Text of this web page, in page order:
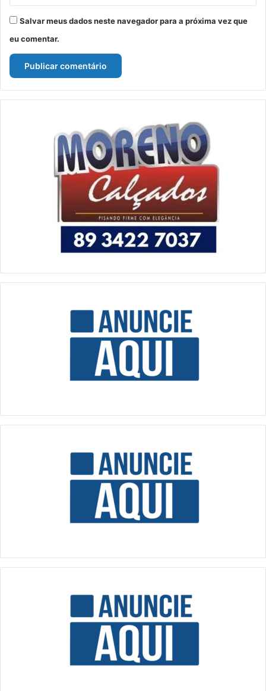
Salvar meus dados neste navegador para a próxima vez que
eu comentar.